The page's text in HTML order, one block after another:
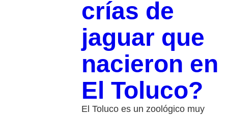
crías de
jaguar que
nacieron en
El Toluco?
El Toluco es un zoológico muy